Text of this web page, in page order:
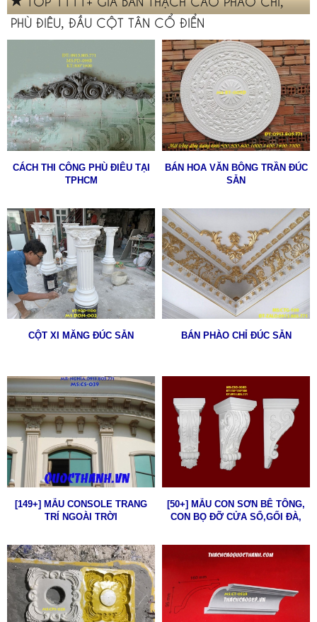
PHÙ ĐIÊU, ĐẦU CỘT TÂN CỔ ĐIỂN
CÁCH THI CÔNG PHÙ ĐIÊU TẠI
TPHCM
BÁN HOA VĂN BÔNG TRẦN ĐÚC
SẴN
CỘT XI MĂNG ĐÚC SẴN BÁN PHÀO CHỈ ĐÚC SẴN
[149+] MẪU CONSOLE TRANG
TRÍ NGOÀI TRỜI
[50+] MẪU CON SƠN BÊ TÔNG,
CON BỌ ĐỠ CỬA SỔ,GỐI ĐÀ,